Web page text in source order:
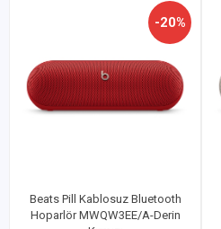
-20%
Beats Pill Kablosuz Bluetooth
Hoparlör MWQW3EE/A-Derin